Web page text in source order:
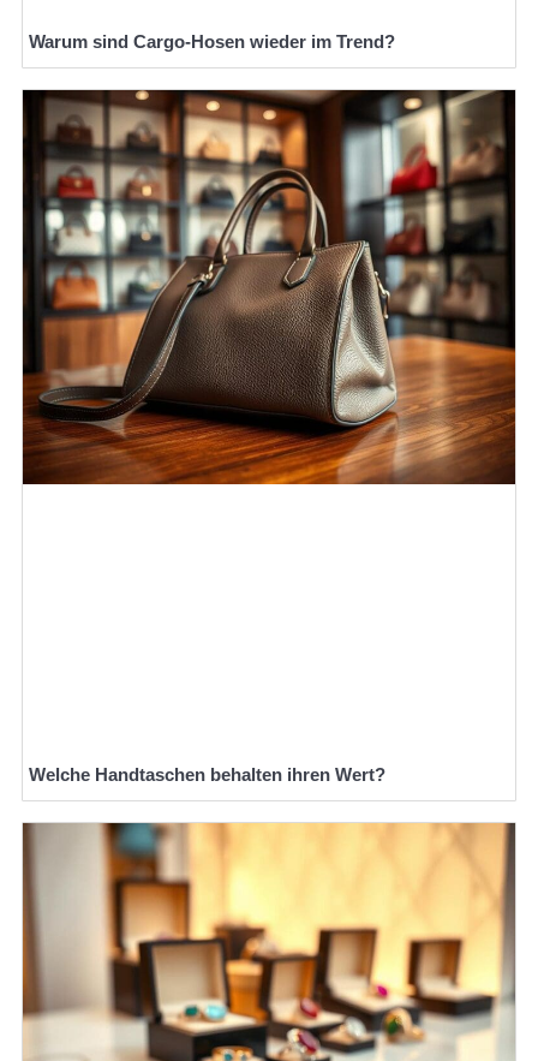
Warum sind Cargo-Hosen wieder im Trend?
Welche Handtaschen behalten ihren Wert?